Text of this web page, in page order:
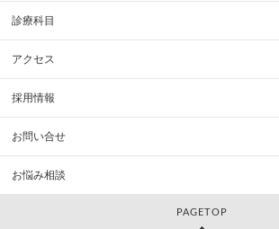
診療科目
アクセス
採用情報
お問い合せ
お悩み相談
PAGETOP